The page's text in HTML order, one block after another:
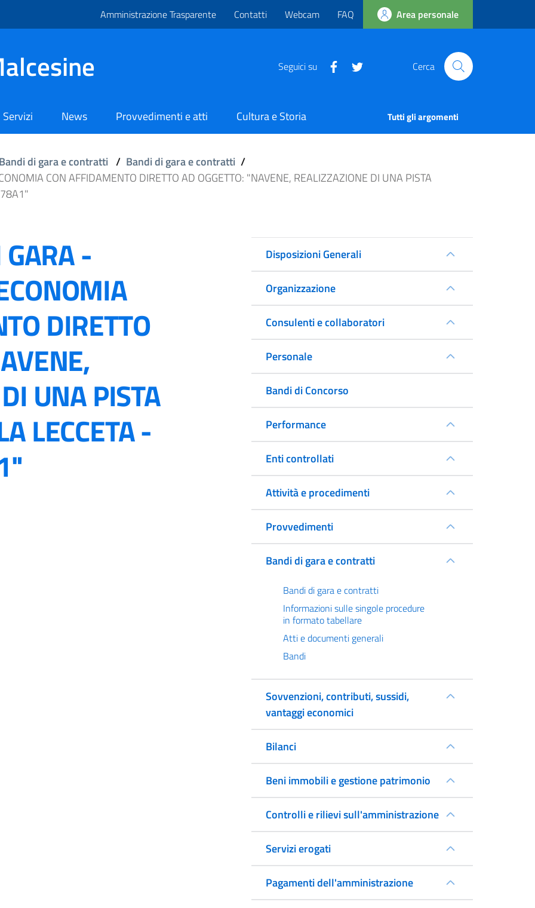
Amministrazione Trasparente Contatti Webcam FAQ Area personale
Seguici su Cerca
Servizi News Provvedimenti e atti Cultura e Storia Tutti gli argomenti
Bandi di gara e contratti / Bandi di gara e contratti /
CON AFFIDAMENTO DIRETTO AD OGGETTO: "NAVENE, REALIZZAZIONE DI UNA PISTA
-
DIRETTO
UNA PISTA
LECCETA -
Disposizioni Generali
Organizzazione
Consulenti e collaboratori
Personale
Bandi di Concorso
Performance
Enti controllati
Attività e procedimenti
Provvedimenti
Bandi di gara e contratti
Bandi di gara e contratti
Informazioni sulle singole procedure
in formato tabellare
Atti e documenti generali
Bandi
Sovvenzioni, contributi, sussidi,
vantaggi economici
Bilanci
Beni immobili e gestione patrimonio
Controlli e rilievi sull'amministrazione
Servizi erogati
Pagamenti dell'amministrazione